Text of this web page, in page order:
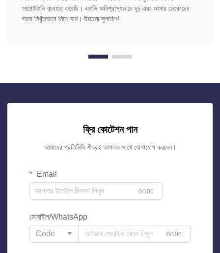
সাপোর্টগুলি ব্যবহার করেছি। এগুলি অবিশ্বাস্যভাবে দৃঢ় এবং আমার ডেকোরের
সাথে নিখুঁতভাবে মিশে যায়। উচ্চতর সুপারিশ!
ফ্রি কোটেশন পান
আমাদের প্রতিনিধি শীঘ্রই আপনার সাথে যোগাযোগ করবেন।
Email
0/100
মোবাইল/WhatsApp
Code
0/100